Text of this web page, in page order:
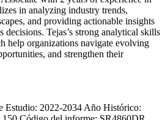
in analyzing industry trends,
and providing actionable insights
decisions. Tejas’s strong analytical skills
help organizations navigate evolving
and strengthen their
Estudio: 2022-2034 Año Histórico: